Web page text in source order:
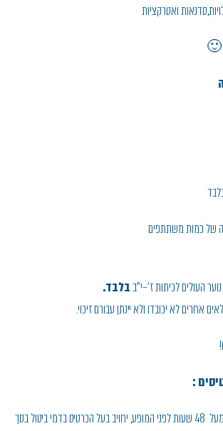
ואטרקציות
🙂
של כמות משתתפים
העולים לכיתות ז'–י"בבלבד.
אחרים לא יכובדו ולא יינתן עבורם זיכוי.
:
במקרה של ביטול כרטיס מעל 48 שעות לפני המופע, יחויב בעל הכרטיס בדמי ביטול בסך